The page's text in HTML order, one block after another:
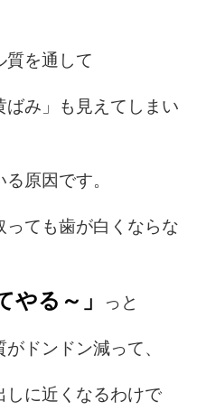
質を通して
み」も見えてしまい
る原因です。
ても歯が白くならな
やる～」 っと
ドンドン減って、
しに近くなるわけで